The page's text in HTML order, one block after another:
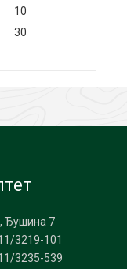
10
30
Ђушина 7
3219-101
3235-539